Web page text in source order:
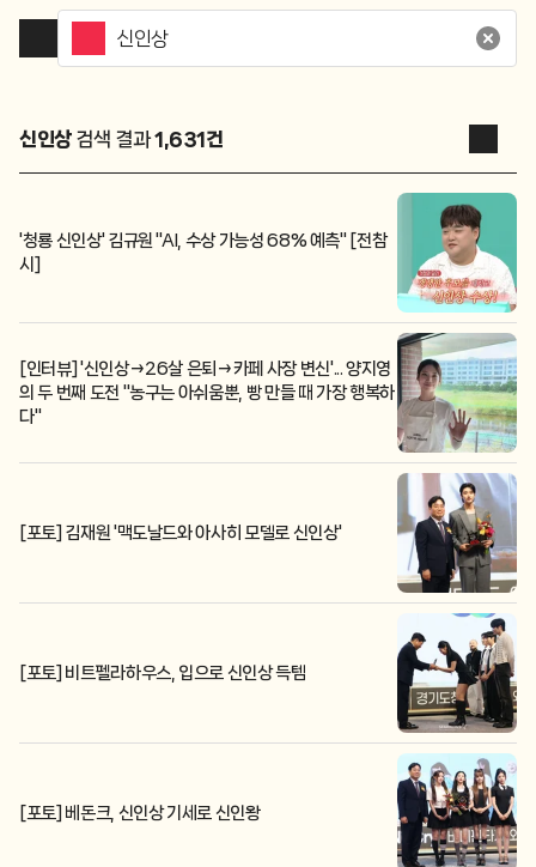
신인상 검색 결과1,631건
'청룡 신인상' 김규원 "AI, 수상 가능성 68% 예측" [전참
시]
[인터뷰] '신인상→26살 은퇴→카페 사장 변신'... 양지영
의 두 번째 도전 "농구는 아쉬움뿐, 빵 만들 때 가장 행복하
다"
[포토] 김재원 '맥도날드와 아사히 모델로 신인상'
[포토] 비트펠라하우스, 입으로 신인상 득템
[포토] 베돈크, 신인상 기세로 신인왕